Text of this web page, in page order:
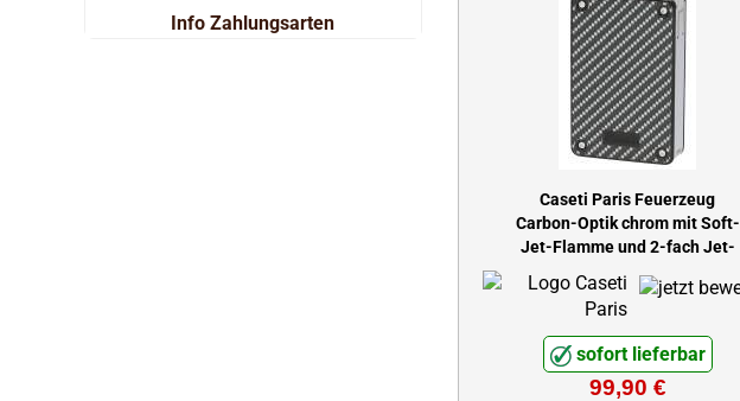
Caseti Paris Feuerzeug
Carbon-Optik chrom mit Soft-
Jet-Flamme und 2-fach Jet-
sofort lieferbar
99,90 €
Info Zahlungsarten